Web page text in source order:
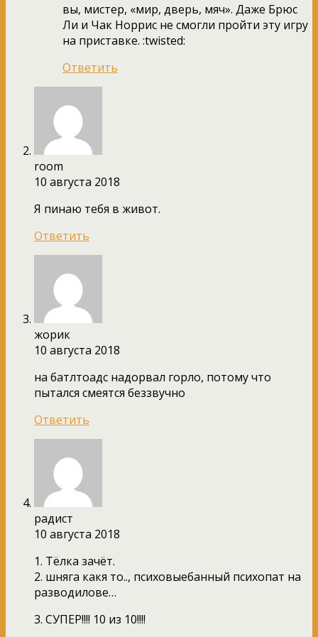
вы, мистер, «мир, дверь, мяч». Даже Брюс
Ли и Чак Норрис не смогли пройти эту игру
на приставке. :twisted:
Ответить
room
10 августа 2018
Я пинаю тебя в живот.
Ответить
жорик
10 августа 2018
на батлтоадс надорвал горло, потому что
пытался смеятся беззвучно
Ответить
радист
10 августа 2018
1. Тёлка зачёт.
2. шняга какя то.., психовыебанный психопат на
разводилове…
3. СУПЕР!!!! 10 из 10!!!!